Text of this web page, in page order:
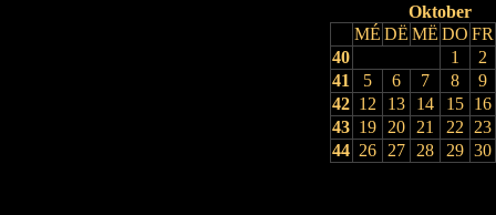
Oktober
MÉ DË MË DO FR
40
1
2
41
5 6 7 8
9
42 12 13 14 15
16
43 19 20 21 22
23
44 26 27 28 29 30